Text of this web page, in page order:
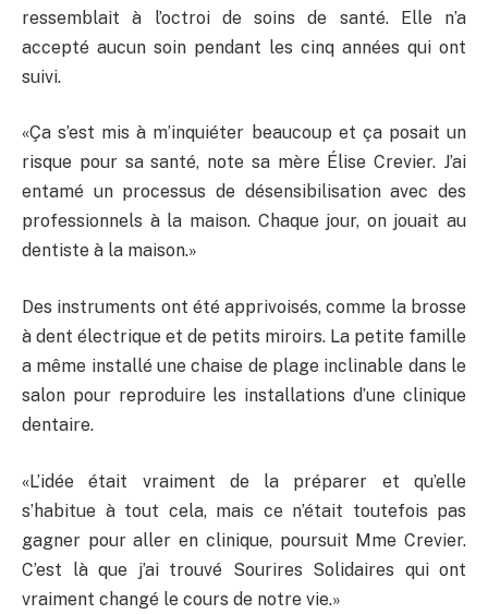
ressemblait à l’octroi de soins de santé. Elle n’a
accepté aucun soin pendant les cinq années qui ont
suivi.
«Ça s’est mis à m’inquiéter beaucoup et ça posait un
risque pour sa santé, note sa mère Élise Crevier. J’ai
entamé un processus de désensibilisation avec des
professionnels à la maison. Chaque jour, on jouait au
dentiste à la maison.»
Des instruments ont été apprivoisés, comme la brosse
à dent électrique et de petits miroirs. La petite famille
a même installé une chaise de plage inclinable dans le
salon pour reproduire les installations d’une clinique
dentaire.
«L’idée était vraiment de la préparer et qu’elle
s’habitue à tout cela, mais ce n’était toutefois pas
gagner pour aller en clinique, poursuit Mme Crevier.
C’est là que j’ai trouvé Sourires Solidaires qui ont
vraiment changé le cours de notre vie.»